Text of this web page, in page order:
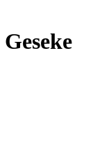
Geseke